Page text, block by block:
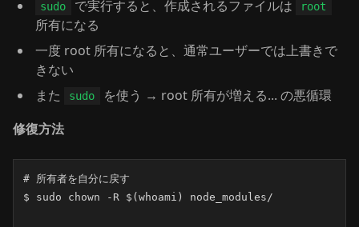
sudo で実行すると、作成されるファイルは root
所有になる
一度 root 所有になると、通常ユーザーでは上書きで
きない
また
sudo
を使う → root 所有が増える... の悪循環
修復方法
# 所有者を自分に戻す
$ sudo chown -R $(whoami) node_modules/